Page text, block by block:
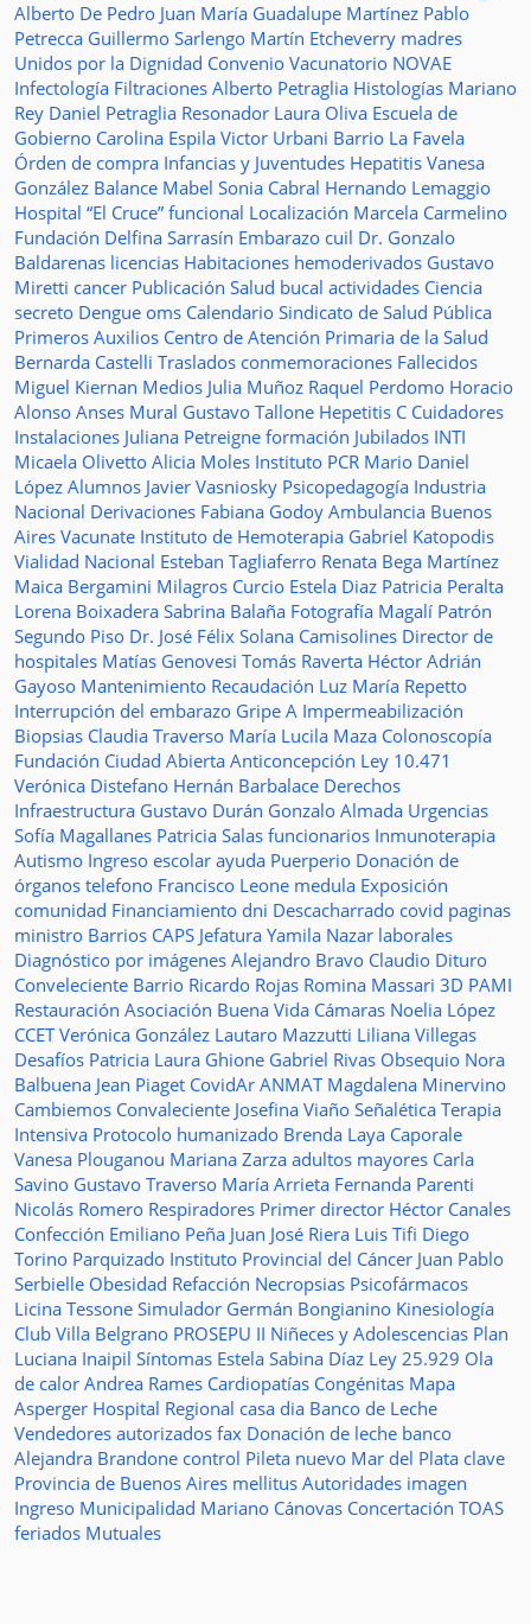
Alberto De Pedro Juan María Guadalupe Martínez Pablo
Petrecca Guillermo Sarlengo Martín Etcheverry madres
Unidos por la Dignidad Convenio Vacunatorio NOVAE
Infectología Filtraciones Alberto Petraglia Histologías Mariano
Rey Daniel Petraglia Resonador Laura Oliva Escuela de
Gobierno Carolina Espila Victor Urbani Barrio La Favela
Órden de compra Infancias y Juventudes Hepatitis Vanesa
González Balance Mabel Sonia Cabral Hernando Lemaggio
Hospital “El Cruce” funcional Localización Marcela Carmelino
Fundación Delfina Sarrasín Embarazo cuil Dr. Gonzalo
Baldarenas licencias Habitaciones hemoderivados Gustavo
Miretti cancer Publicación Salud bucal actividades Ciencia
secreto Dengue oms Calendario Sindicato de Salud Pública
Primeros Auxilios Centro de Atención Primaria de la Salud
Bernarda Castelli Traslados conmemoraciones Fallecidos
Miguel Kiernan Medios Julia Muñoz Raquel Perdomo Horacio
Alonso Anses Mural Gustavo Tallone Hepetitis C Cuidadores
Instalaciones Juliana Petreigne formación Jubilados INTI
Micaela Olivetto Alicia Moles Instituto PCR Mario Daniel
López Alumnos Javier Vasniosky Psicopedagogía Industria
Nacional Derivaciones Fabiana Godoy Ambulancia Buenos
Aires Vacunate Instituto de Hemoterapia Gabriel Katopodis
Vialidad Nacional Esteban Tagliaferro Renata Bega Martínez
Maica Bergamini Milagros Curcio Estela Diaz Patricia Peralta
Lorena Boixadera Sabrina Balaña Fotografía Magalí Patrón
Segundo Piso Dr. José Félix Solana Camisolines Director de
hospitales Matías Genovesi Tomás Raverta Héctor Adrián
Gayoso Mantenimiento Recaudación Luz María Repetto
Interrupción del embarazo Gripe A Impermeabilización
Biopsias Claudia Traverso María Lucila Maza Colonoscopía
Fundación Ciudad Abierta Anticoncepción Ley 10.471
Verónica Distefano Hernán Barbalace Derechos
Infraestructura Gustavo Durán Gonzalo Almada Urgencias
Sofía Magallanes Patricia Salas funcionarios Inmunoterapia
Autismo Ingreso escolar ayuda Puerperio Donación de
órganos telefono Francisco Leone medula Exposición
comunidad Financiamiento dni Descacharrado covid paginas
ministro Barrios CAPS Jefatura Yamila Nazar laborales
Diagnóstico por imágenes Alejandro Bravo Claudio Dituro
Conveleciente Barrio Ricardo Rojas Romina Massari 3D PAMI
Restauración Asociación Buena Vida Cámaras Noelia López
CCETVerónica González Lautaro Mazzutti Liliana Villegas
Desafíos Patricia Laura Ghione Gabriel Rivas Obsequio Nora
Balbuena Jean Piaget CovidAr ANMAT Magdalena Minervino
Cambiemos Convaleciente Josefina Viaño Señalética Terapia
Intensiva Protocolo humanizado Brenda Laya Caporale
Vanesa Plouganou Mariana Zarza adultos mayores Carla
Savino Gustavo Traverso María Arrieta Fernanda Parenti
Nicolás Romero Respiradores Primer director Héctor Canales
Confección Emiliano Peña Juan José Riera Luis Tifi Diego
Torino Parquizado Instituto Provincial del Cáncer Juan Pablo
Serbielle Obesidad Refacción Necropsias Psicofármacos
Licina Tessone Simulador Germán Bongianino Kinesiología
Club Villa Belgrano PROSEPU II Niñeces y Adolescencias Plan
Luciana Inaipil Síntomas Estela Sabina Díaz Ley 25.929 Ola
de calor Andrea Rames Cardiopatías Congénitas Mapa
Asperger Hospital Regional casa dia Banco de Leche
Vendedores autorizados fax Donación de leche banco
Alejandra Brandone control Pileta nuevo Mar del Plata clave
Provincia de Buenos Aires mellitus Autoridades imagen
Ingreso Municipalidad Mariano Cánovas Concertación TOAS
feriados Mutuales